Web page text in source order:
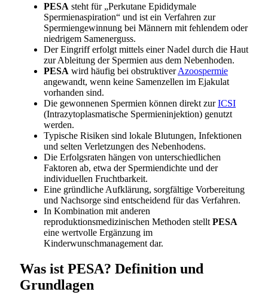
PESA steht für „Perkutane Epididymale
Spermienaspiration“ und ist ein Verfahren zur
Spermiengewinnung bei Männern mit fehlendem oder
niedrigem Samenerguss.
Der Eingriff erfolgt mittels einer Nadel durch die Haut
zur Ableitung der Spermien aus dem Nebenhoden.
PESA wird häufig bei obstruktiverAzoospermie
angewandt, wenn keine Samenzellen im Ejakulat
vorhanden sind.
Die gewonnenen Spermien können direkt zurICSI
(Intrazytoplasmatische Spermieninjektion) genutzt
werden.
Typische Risiken sind lokale Blutungen, Infektionen
und selten Verletzungen des Nebenhodens.
Die Erfolgsraten hängen von unterschiedlichen
Faktoren ab, etwa der Spermiendichte und der
individuellen Fruchtbarkeit.
Eine gründliche Aufklärung, sorgfältige Vorbereitung
und Nachsorge sind entscheidend für das Verfahren.
In Kombination mit anderen
reproduktionsmedizinischen Methoden stellt PESA
eine wertvolle Ergänzung im
Kinderwunschmanagement dar.
Was ist PESA? Definition und
Grundlagen